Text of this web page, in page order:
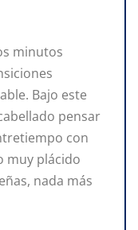
minutos
Bajo este
pensar
con
muy plácido
nada más